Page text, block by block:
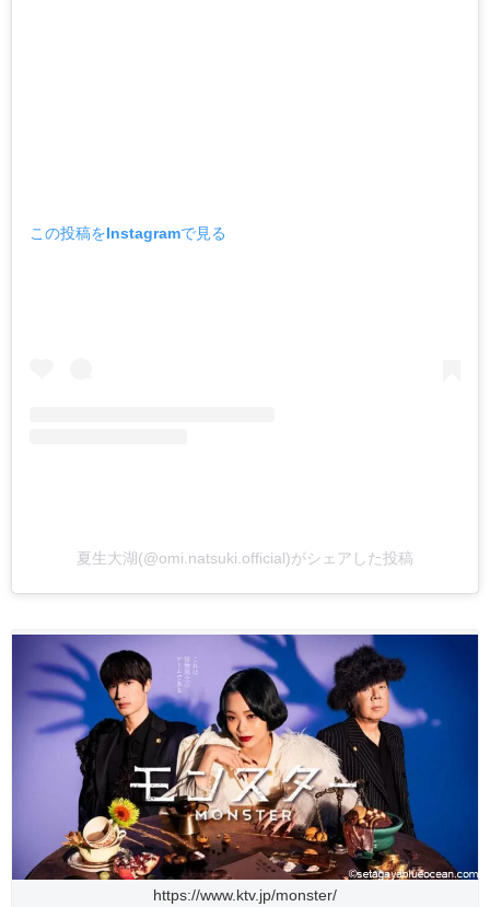
この投稿をInstagramで見る
夏生大湖(@omi.natsuki.official)がシェアした投稿
https://www.ktv.jp/monster/